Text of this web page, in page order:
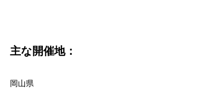
主な開催地：
岡山県